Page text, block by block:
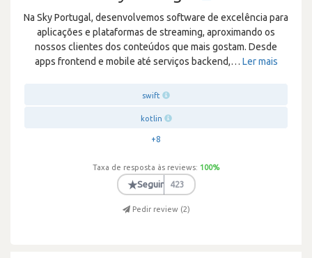
Na Sky Portugal, desenvolvemos software de excelência para
aplicações e plataformas de streaming, aproximando os
nossos clientes dos conteúdos que mais gostam. Desde
apps frontend e mobile até serviços backend,… Ler mais
swift
kotlin
+8
Taxa de resposta às reviews: 100%
★Seguir 423
Pedir review (2)